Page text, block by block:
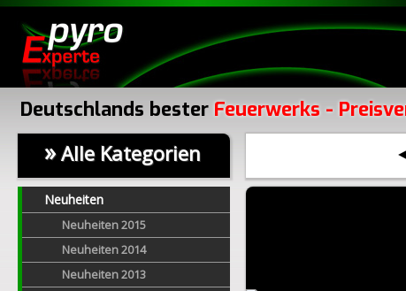
Deutschlands bester Feuerwerks -
»Alle Kategorien
Neuheiten
Neuheiten 2015
Neuheiten 2014
Neuheiten 2013